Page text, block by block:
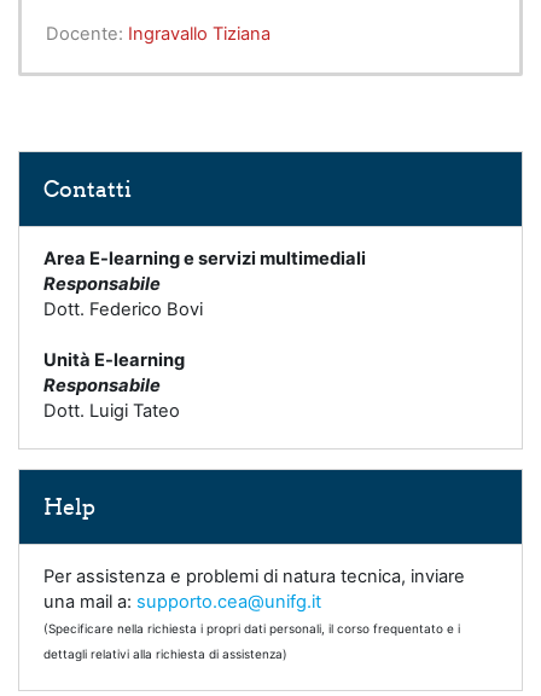
Docente: Ingravallo Tiziana
Contatti
Area E-learning e servizi multimediali
Responsabile
Dott. Federico Bovi
Unità E-learning
Responsabile
Dott. Luigi Tateo
Help
Per assistenza e problemi di natura tecnica, inviare
una mail a: supporto.cea@unifg.it
(Specificare nella richiesta i propri dati personali, il corso frequentato e i
dettagli relativi alla richiesta di assistenza)